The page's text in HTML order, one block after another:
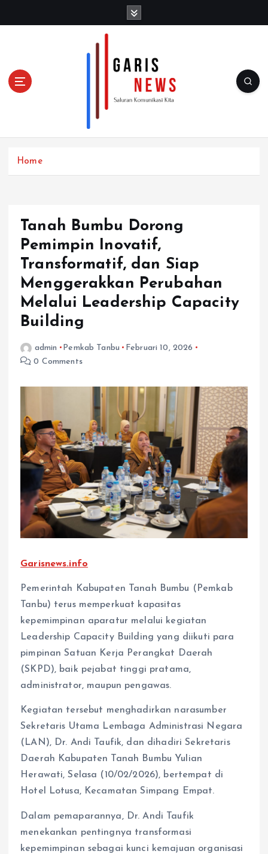
Home
Tanah Bumbu Dorong
Pemimpin Inovatif,
Transformatif, dan Siap
Menggerakkan Perubahan
Melalui Leadership Capacity
Building
admin Pemkab Tanbu
Februari 10, 2026
0 Comments
Garisnews.info
Pemerintah Kabupaten Tanah Bumbu (Pemkab
Tanbu) terus memperkuat kapasitas
kepemimpinan aparatur melalui kegiatan
Leadership Capacity Building yang diikuti para
pimpinan Satuan Kerja Perangkat Daerah
(SKPD), baik pejabat tinggi pratama,
administrator, maupun pengawas.
Kegiatan tersebut menghadirkan narasumber
Sekretaris Utama Lembaga Administrasi Negara
(LAN), Dr. Andi Taufik, dan dihadiri Sekretaris
Daerah Kabupaten Tanah Bumbu Yulian
Herawati, Selasa (10/02/2026), bertempat di
Hotel Lotusa, Kecamatan Simpang Empat.
Dalam pemaparannya, Dr. Andi Taufik
menekankan pentingnya transformasi
kepemimpinan sebagai kunci kemajuan organisasi